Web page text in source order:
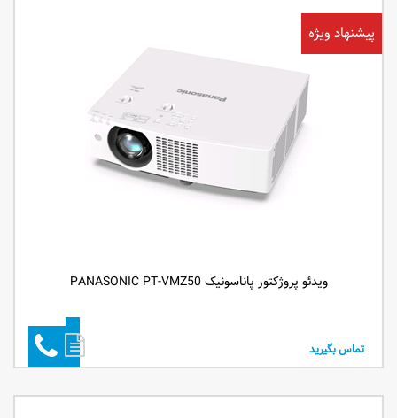
پیشنهاد ویژه
ویدئو پروژکتور پاناسونیک PANASONIC PT-VMZ50
تماس بگیرید